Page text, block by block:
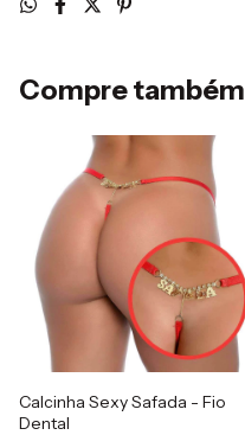
Compre também
Calcinha Sexy Safada - Fio
Dental